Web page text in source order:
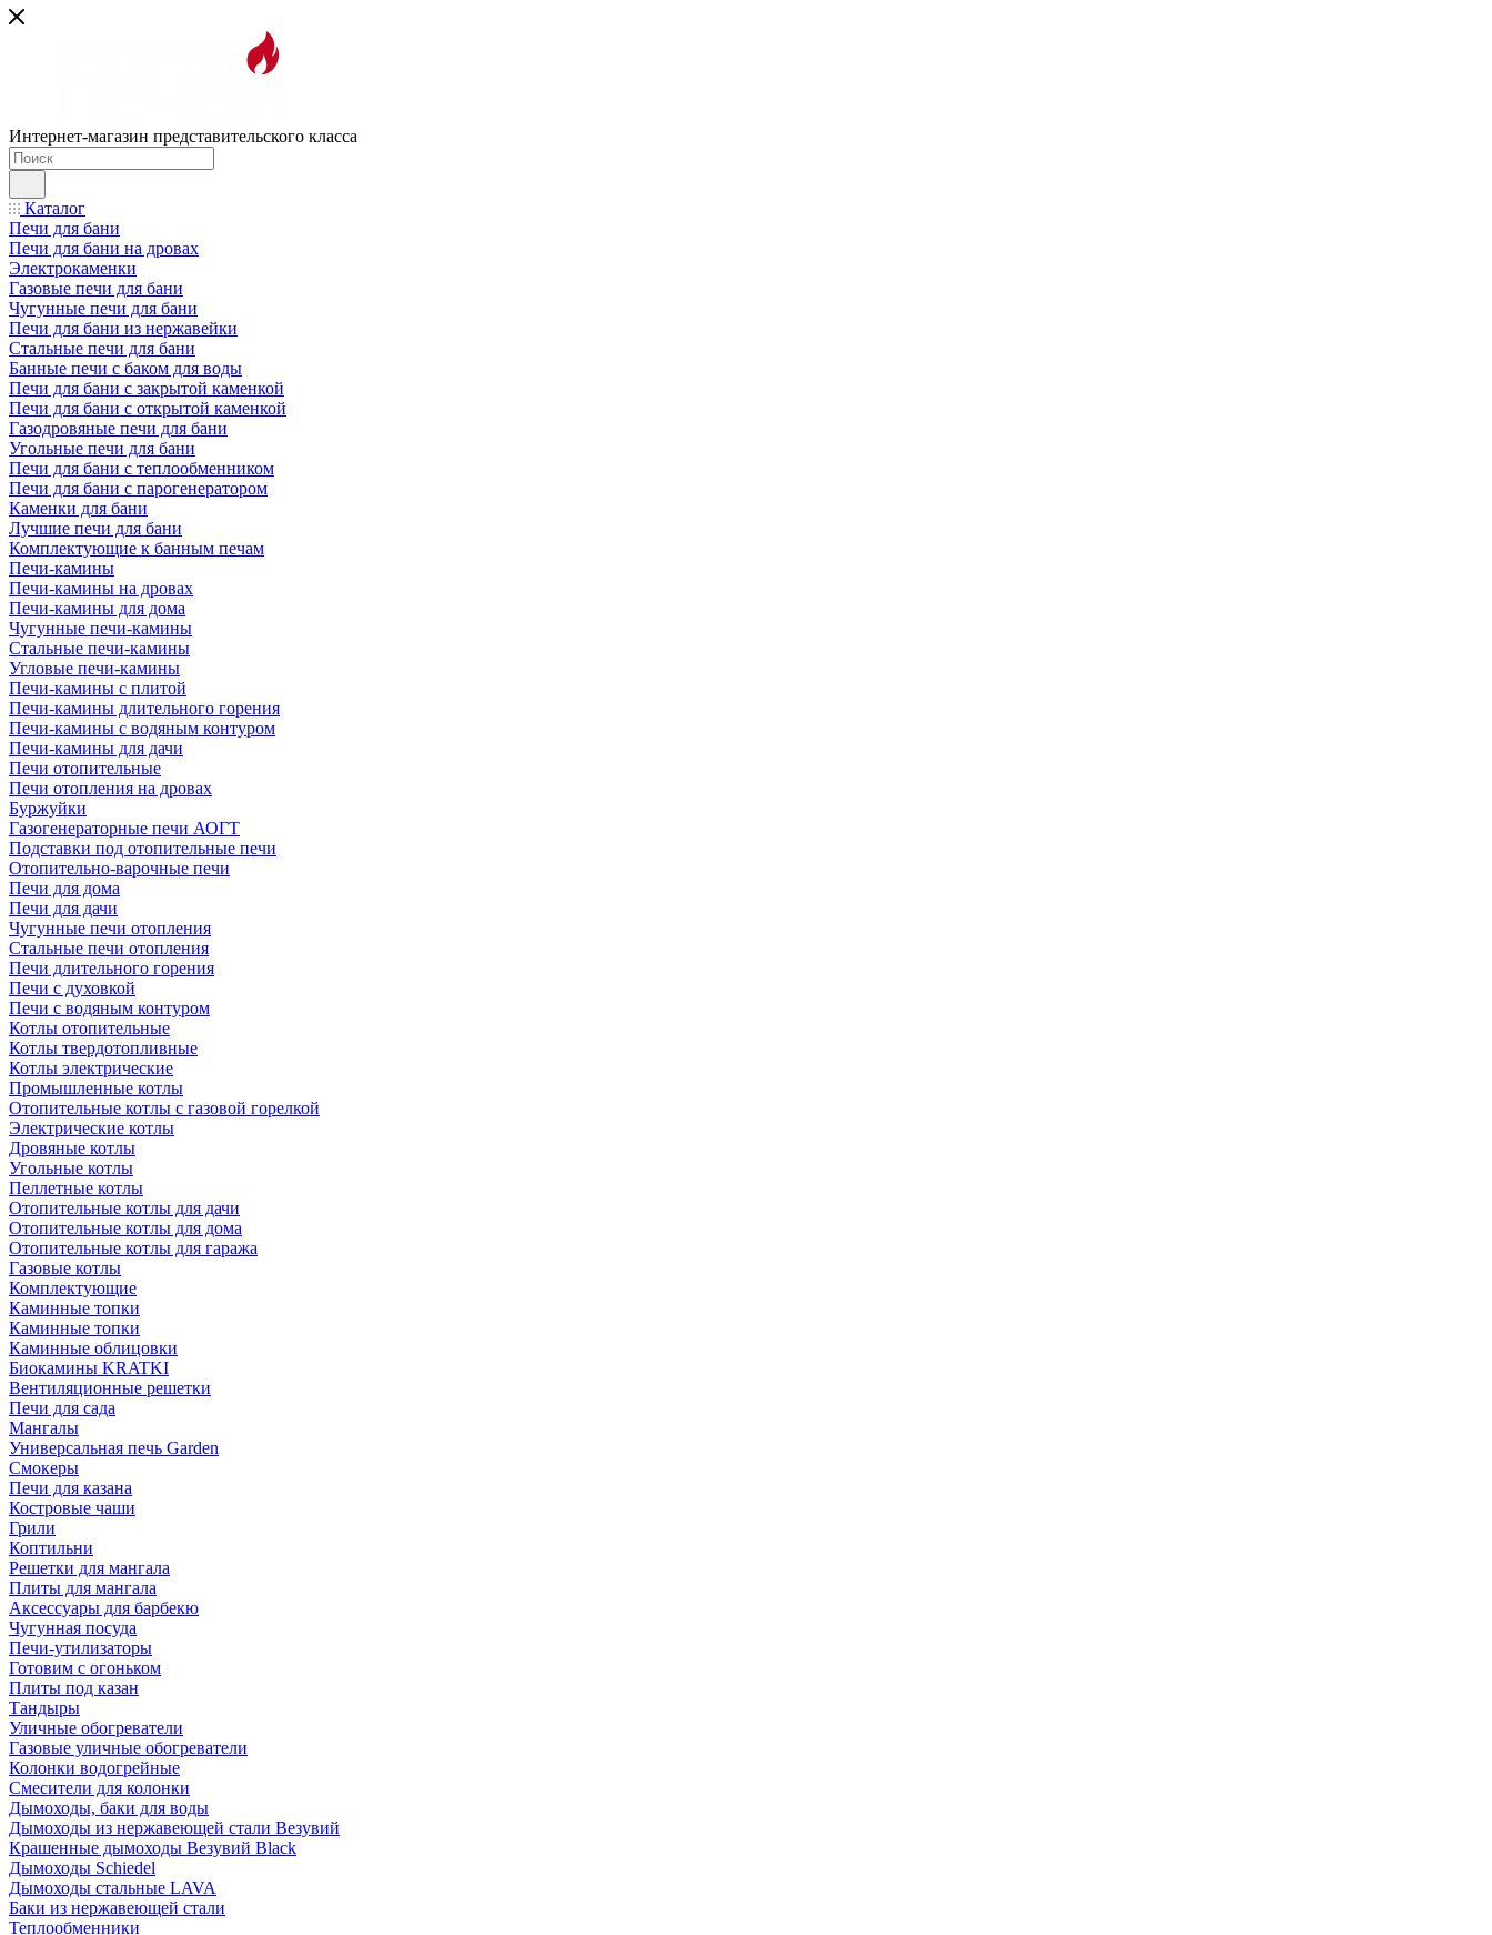
Интернет-магазин представительского класса
Каталог
Печи для бани
Печи для бани на дровах
Электрокаменки
Газовые печи для бани
Чугунные печи для бани
Печи для бани из нержавейки
Стальные печи для бани
Банные печи с баком для воды
Печи для бани с закрытой каменкой
Печи для бани с открытой каменкой
Газодровяные печи для бани
Угольные печи для бани
Печи для бани с теплообменником
Печи для бани с парогенератором
Каменки для бани
Лучшие печи для бани
Комплектующие к банным печам
Печи-камины
Печи-камины на дровах
Печи-камины для дома
Чугунные печи-камины
Стальные печи-камины
Угловые печи-камины
Печи-камины с плитой
Печи-камины длительного горения
Печи-камины с водяным контуром
Печи-камины для дачи
Печи отопительные
Печи отопления на дровах
Буржуйки
Газогенераторные печи АОГТ
Подставки под отопительные печи
Отопительно-варочные печи
Печи для дома
Печи для дачи
Чугунные печи отопления
Стальные печи отопления
Печи длительного горения
Печи с духовкой
Печи с водяным контуром
Котлы отопительные
Котлы твердотопливные
Котлы электрические
Промышленные котлы
Отопительные котлы с газовой горелкой
Электрические котлы
Дровяные котлы
Угольные котлы
Пеллетные котлы
Отопительные котлы для дачи
Отопительные котлы для дома
Отопительные котлы для гаража
Газовые котлы
Комплектующие
Каминные топки
Каминные топки
Каминные облицовки
Биокамины KRATKI
Вентиляционные решетки
Печи для сада
Мангалы
Универсальная печь Garden
Смокеры
Печи для казана
Костровые чаши
Грили
Коптильни
Решетки для мангала
Плиты для мангала
Аксессуары для барбекю
Чугунная посуда
Печи-утилизаторы
Готовим с огоньком
Плиты под казан
Тандыры
Уличные обогреватели
Газовые уличные обогреватели
Колонки водогрейные
Смесители для колонки
Дымоходы, баки для воды
Дымоходы из нержавеющей стали Везувий
Крашенные дымоходы Везувий Black
Дымоходы Schiedel
Дымоходы стальные LAVA
Баки из нержавеющей стали
Теплообменники